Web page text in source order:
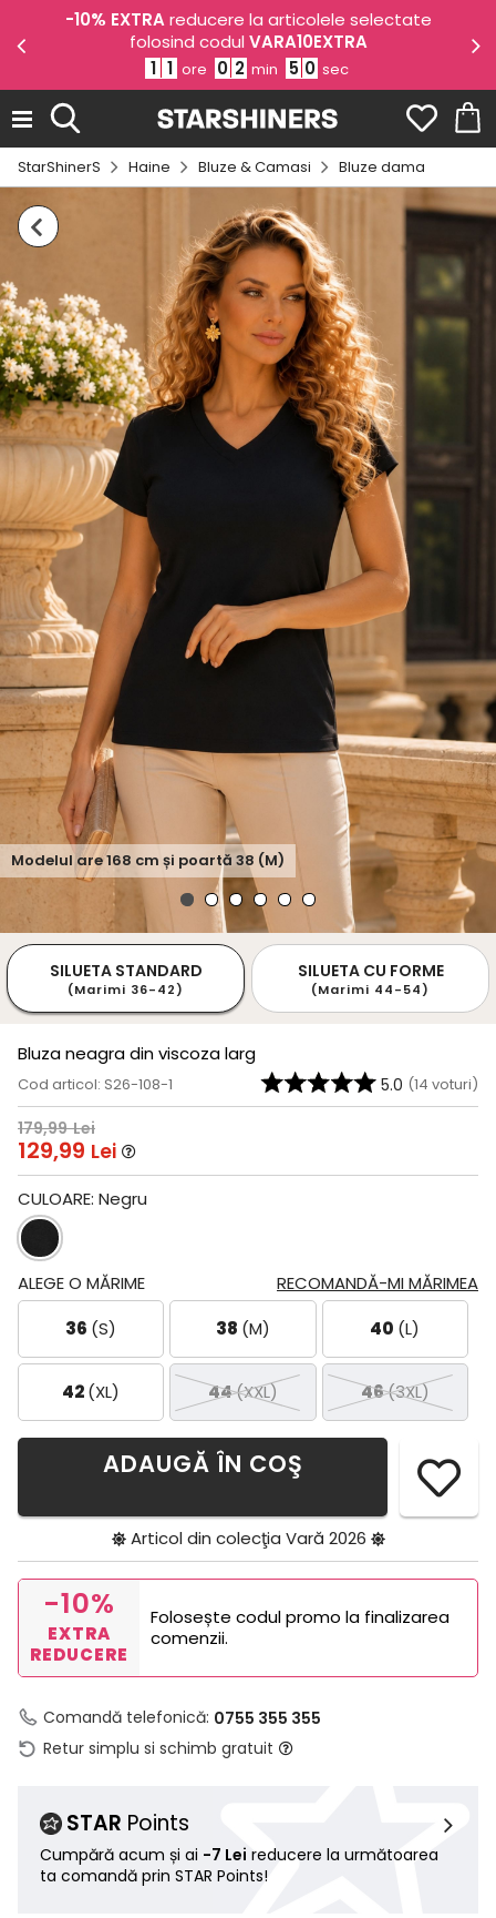
-10% EXTRAreducere la articolele selectate
folosind codul VARA10EXTRA
1 1 ore 0 2 min 5 0 sec
StarShinerS Haine Bluze & Camasi Bluze dama
Modelul are168 cm și poartă 38 (M)
SILUETA STANDARD
(Marimi 36-42)
SILUETA CU FORME
(Marimi 44-54)
Bluza neagra din viscoza larg
Cod articol: S26-108-1 5.0 (14 voturi)
179,99 Lei
129,99 Lei
CULOARE: Negru
RECOMANDĂ-MI MĂRIMEA
ALEGE O MĂRIME
36 (S) 38 (M) 40 (L)
42(XL) 44(XXL) 46(3XL)
ADAUGĂ ÎN COŞ
Articol din colecţia Vară 2026
-10%
EXTRA
REDUCERE
Folosește codul promo la finalizarea
comenzii.
Comandă telefonică: 0755 355 355
Retur simplu si schimb gratuit
STAR Points
Cumpără acum și ai -7 Lei reducere la următoarea
ta comandă prin STAR Points!